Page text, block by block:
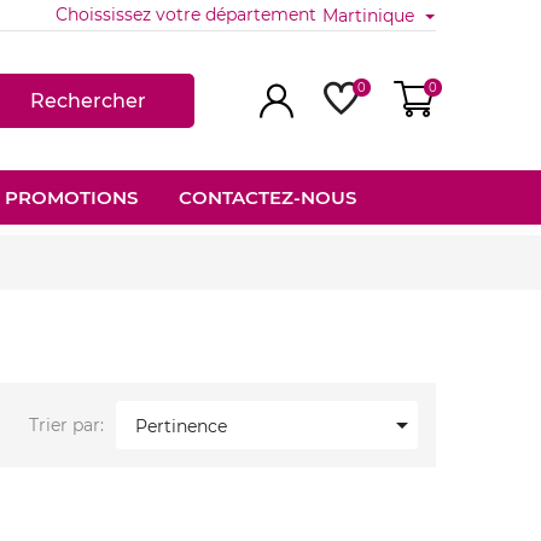
Choississez votre département Martinique
Rechercher
0 0
PROMOTIONS CONTACTEZ-NOUS
Pertinence 
Trier par: